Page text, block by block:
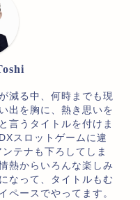
減る中、何時までも現
出を胸に、熱き思いを
言うタイトルを付けま
スロットゲームに違
テナも下ろしてしま
熱からいろんな楽しみ
なって、タイトルもむ
ペースでやってます。